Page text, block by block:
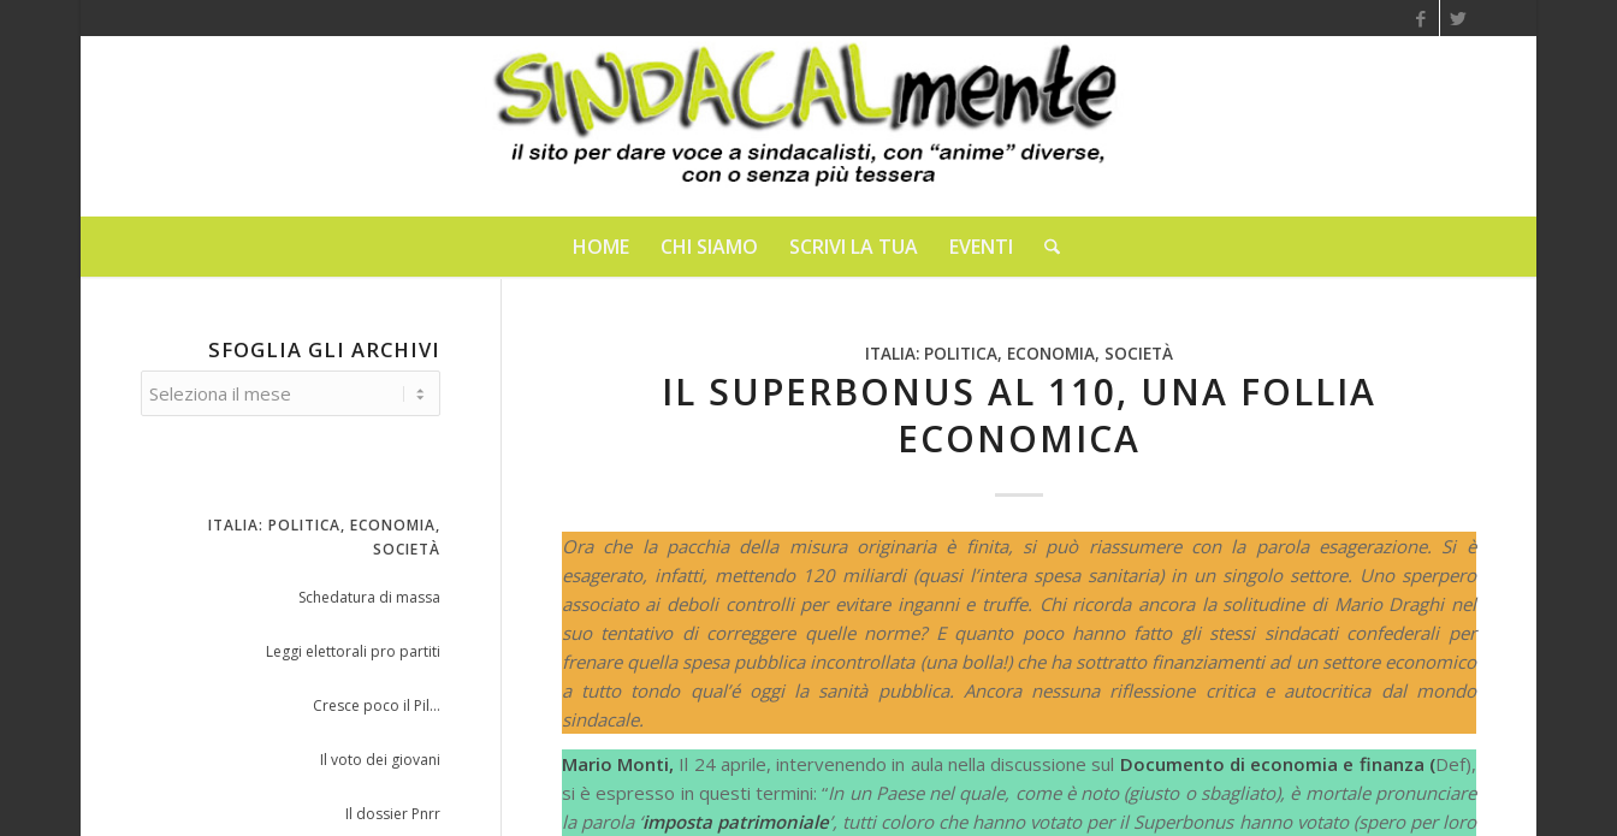
HOME CHI SIAMO SCRIVI LA TUA EVENTI
ITALIA: POLITICA, ECONOMIA, SOCIETÀ
IL SUPERBONUS AL 110, UNA FOLLIA
ECONOMICA
Ora che la pacchia della misura originaria è finita, si può riassumere con la parola esagerazione. Si è
esagerato, infatti, mettendo 120 miliardi (quasi l’intera spesa sanitaria) in un singolo settore. Uno sperpero
associato ai deboli controlli per evitare inganni e truffe. Chi ricorda ancora la solitudine di Mario Draghi nel
suo tentativo di correggere quelle norme? E quanto poco hanno fatto gli stessi sindacati confederali per
frenare quella spesa pubblica incontrollata (una bolla!) che ha sottratto finanziamenti ad un settore economico
a tutto tondo qual’é oggi la sanità pubblica. Ancora nessuna riflessione critica e autocritica dal mondo
sindacale.
Mario Monti, Il 24 aprile, intervenendo in aula nella discussione sul Documento di economia e finanza (Def),
si è espresso in questi termini: “In un Paese nel quale, come è noto (giusto o sbagliato), è mortale pronunciare
la parola ‘imposta patrimoniale’, tutti coloro che hanno votato per il Superbonus hanno votato (spero per loro
SFOGLIA GLI ARCHIVI
ITALIA: POLITICA, ECONOMIA,
SOCIETÀ
Schedatura di massa
Leggi elettorali pro partiti
Cresce poco il Pil…
Il voto dei giovani
Il dossier Pnrr